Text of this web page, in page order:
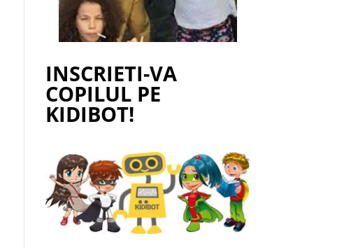
INSCRIETI-VA
COPILUL PE
KIDIBOT!